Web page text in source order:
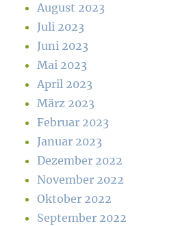
August 2023
Juli 2023
Juni 2023
Mai 2023
April 2023
März 2023
Februar 2023
Januar 2023
Dezember 2022
November 2022
Oktober 2022
September 2022